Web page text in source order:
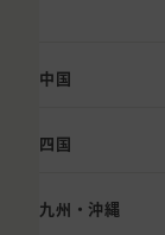
中国
四国
九州・沖縄